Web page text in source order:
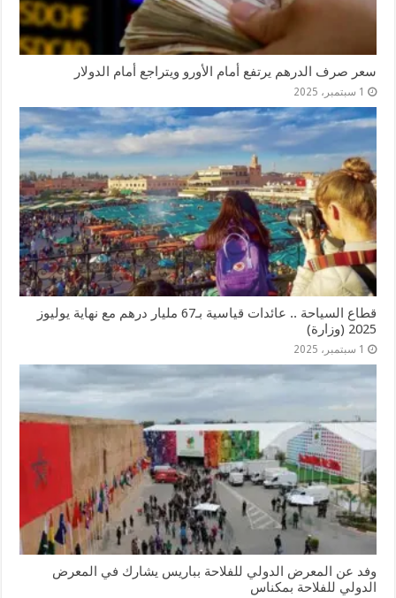
سعر صرف الدرهم يرتفع أمام الأورو ويتراجع أمام الدولار
1 سبتمبر، 2025
قطاع السياحة .. عائدات قياسية بـ67 مليار درهم مع نهاية يوليوز
2025 (وزارة)
1 سبتمبر، 2025
وفد عن المعرض الدولي للفلاحة بباريس يشارك في المعرض
الدولي للفلاحة بمكناس